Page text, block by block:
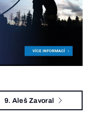
9. Aleš Zavoral